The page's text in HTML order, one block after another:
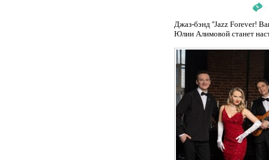
:
Джаз-бэнд ''Jazz Forever!
Юлии Алимовой станет